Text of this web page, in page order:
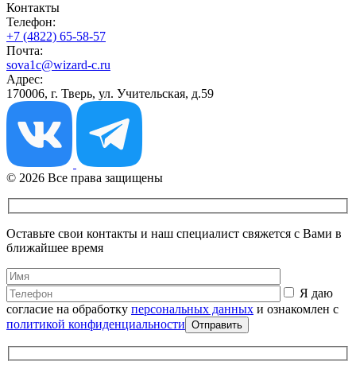
Контакты
Телефон:
+7 (4822) 65-58-57
Почта:
sova1c@wizard-c.ru
Адрес:
170006, г. Тверь, ул. Учительская, д.59
© 2026 Все права защищены
Оставьте свои контакты и наш специалист свяжется с Вами в
ближайшее время
Я даю
согласие на обработку персональных данных и ознакомлен с
политикой конфиденциальности